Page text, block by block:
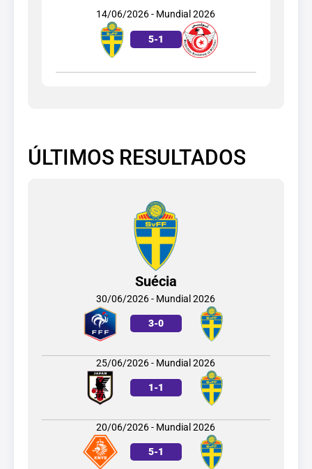
14/06/2026 - Mundial 2026
5-1
ÚLTIMOS RESULTADOS
Suécia
30/06/2026 - Mundial 2026
3-0
25/06/2026 - Mundial 2026
1-1
20/06/2026 - Mundial 2026
5-1